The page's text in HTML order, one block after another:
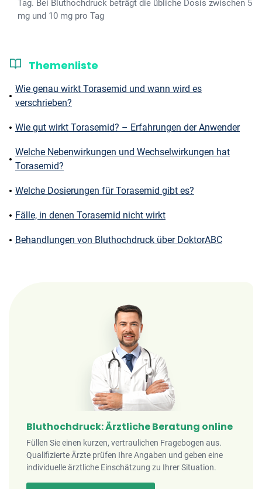
Tag. Bei Bluthochdruck beträgt die übliche Dosis zwischen 5
mg und 10 mg pro Tag
Themenliste
Wie genau wirkt Torasemid und wann wird es
verschrieben?
Wie gut wirkt Torasemid? – Erfahrungen der Anwender
Welche Nebenwirkungen und Wechselwirkungen hat
Torasemid?
Welche Dosierungen für Torasemid gibt es?
Fälle, in denen Torasemid nicht wirkt
Behandlungen von Bluthochdruck über DoktorABC
Bluthochdruck: Ärztliche Beratung online
Füllen Sie einen kurzen, vertraulichen Fragebogen aus.
Qualifizierte Ärzte prüfen Ihre Angaben und geben eine
individuelle ärztliche Einschätzung zu Ihrer Situation.